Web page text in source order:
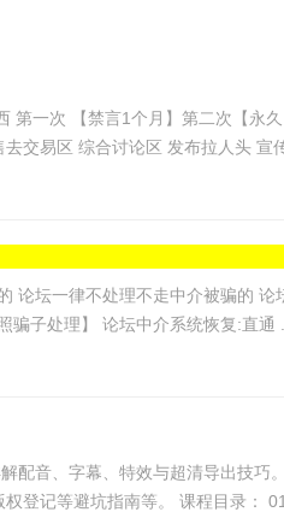
交易走中介安全有保障 有拒绝中介者 直接发帖带上截图举报 拒绝中介者 【永久禁访 一律按照骗子处理】 论坛中介系统恢复:直通 ...
音、字幕、特效与超清导出技巧
登记等避坑指南等。 课程目录：